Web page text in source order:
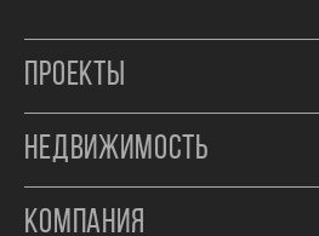
ПРОЕКТЫ
НЕДВИЖИМОСТЬ
КОМПАНИЯ